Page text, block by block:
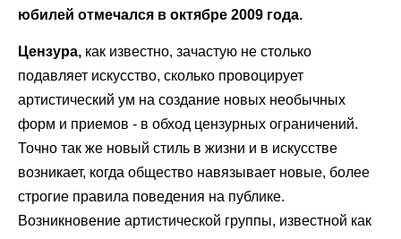
юбилей отмечался в октябре 2009 года.
Цензура, как известно, зачастую не столько
подавляет искусство, сколько провоцирует
артистический ум на создание новых необычных
форм и приемов - в обход цензурных ограничений.
Точно так же новый стиль в жизни и в искусстве
возникает, когда общество навязывает новые, более
строгие правила поведения на публике.
Возникновение артистической группы, известной как